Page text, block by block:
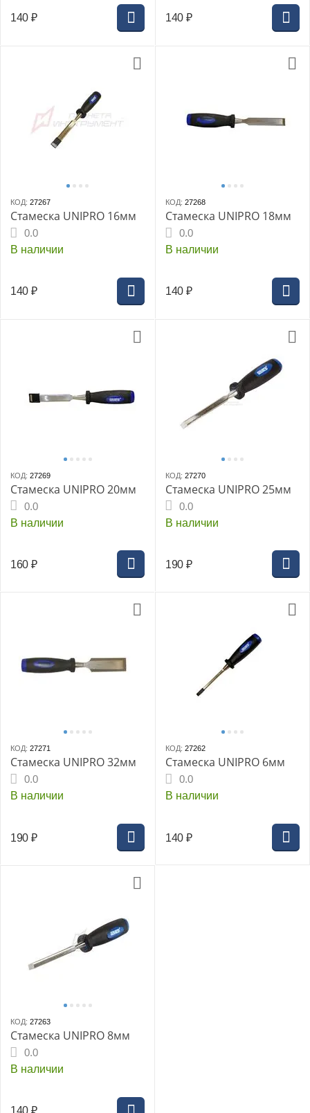
140 ₽ 140 ₽
КОД: 27267
Стамеска UNIPRO 16мм
0.0
В наличии
140 ₽
КОД: 27268
Стамеска UNIPRO 18мм
0.0
В наличии
140 ₽
КОД: 27269
Стамеска UNIPRO 20мм
0.0
В наличии
160 ₽
КОД: 27270
Стамеска UNIPRO 25мм
0.0
В наличии
190 ₽
КОД: 27271
Стамеска UNIPRO 32мм
0.0
В наличии
190 ₽
КОД: 27262
Стамеска UNIPRO 6мм
0.0
В наличии
140 ₽
КОД: 27263
Стамеска UNIPRO 8мм
0.0
В наличии